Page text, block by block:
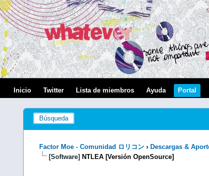
Inicio Twitter Lista de miembros Ayuda Portal
Búsqueda
Factor Moe - Comunidad ロリコン › Descargas &
[Software] NTLEA [Versión OpenSource]